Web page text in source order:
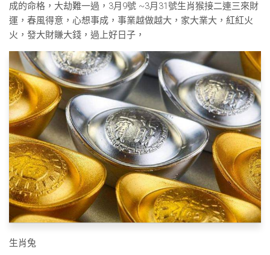
成的命格，大劫難一過，3月9號 ~3月31號生肖猴接二連三來財
運，春風得意，心想事成，事業越做越大，家大業大，紅紅火
火，發大財賺大錢，過上好日子，
生肖兔